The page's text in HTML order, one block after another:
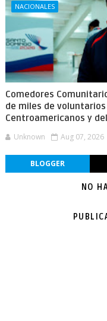
NACIONALES
Comedores
de miles de voluntarios
Centroamericanos y
Unknown Aug 07, 2026
BLOGGER
NO